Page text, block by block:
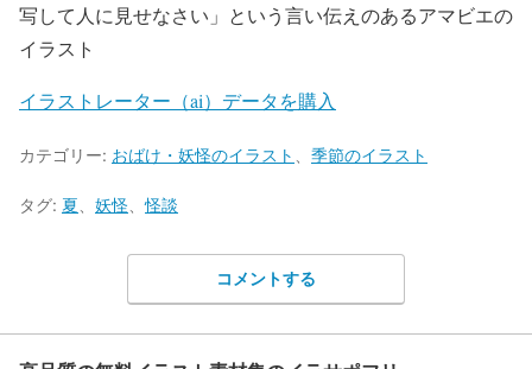
写して人に見せなさい」という言い伝えのあるアマビエの
イラスト
イラストレーター（ai）データを購入
カテゴリー: おばけ・妖怪のイラスト 季節のイラスト
タグ: 夏 妖怪 、怪談
コメントする